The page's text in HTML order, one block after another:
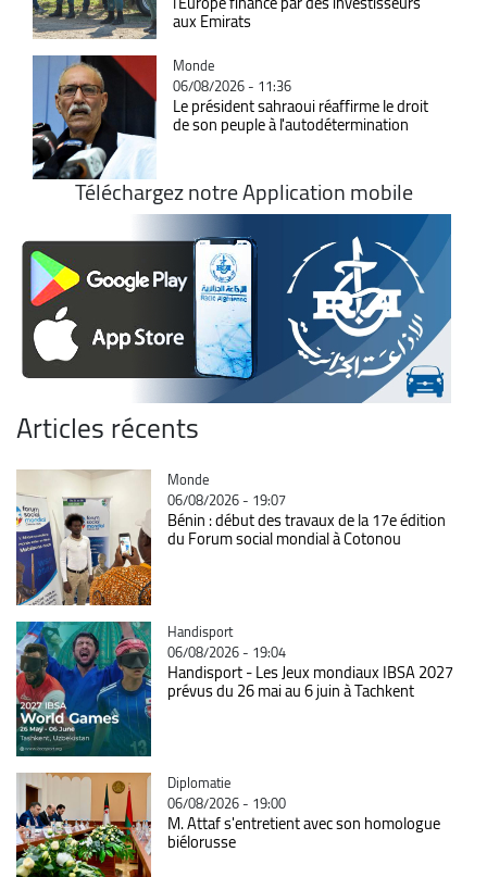
aux Emirats
Catégorie
Monde
06/08/2026 - 11:36
Le président sahraoui réaffirme le droit
de son peuple à l'autodétermination
Téléchargez notre Application mobile
Articles récents
Catégorie
Monde
06/08/2026 - 19:07
Bénin : début des travaux de la 17e édition
du Forum social mondial à Cotonou
Catégorie
Handisport
06/08/2026 - 19:04
Handisport - Les Jeux mondiaux IBSA 2027
prévus du 26 mai au 6 juin à Tachkent
Catégorie
Diplomatie
06/08/2026 - 19:00
M. Attaf s'entretient avec son homologue
biélorusse